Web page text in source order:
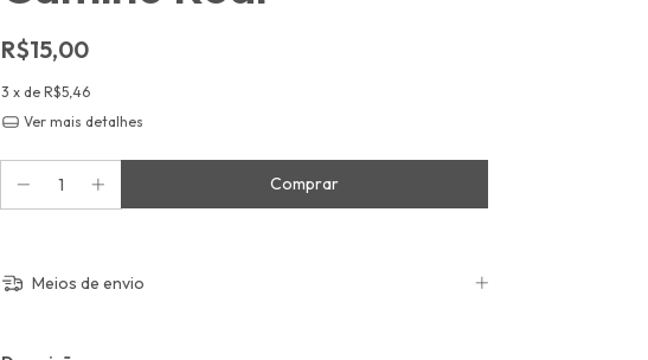
R$15,00
3 x de R$5,46
Ver mais detalhes
Meios de envio